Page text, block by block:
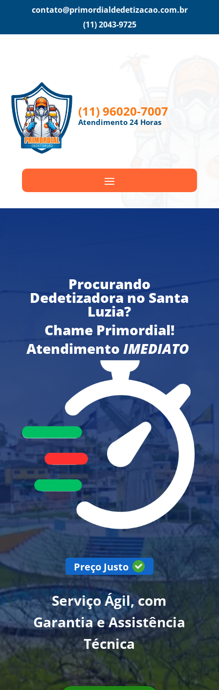
contato@primordialdedetizacao.com.br
(11) 2043-9725
(11) 96020-7007
Atendimento 24 Horas
Procurando
Dedetizadora no Santa
Luzia?
Chame Primordial!
Atendimento IMEDIATO
Preço Justo
Serviço Ágil, com
Garantia e Assistência
Técnica